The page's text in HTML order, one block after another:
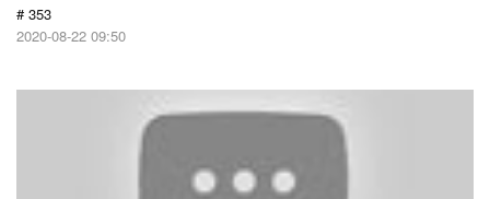
# 353
2020-08-22 09:50